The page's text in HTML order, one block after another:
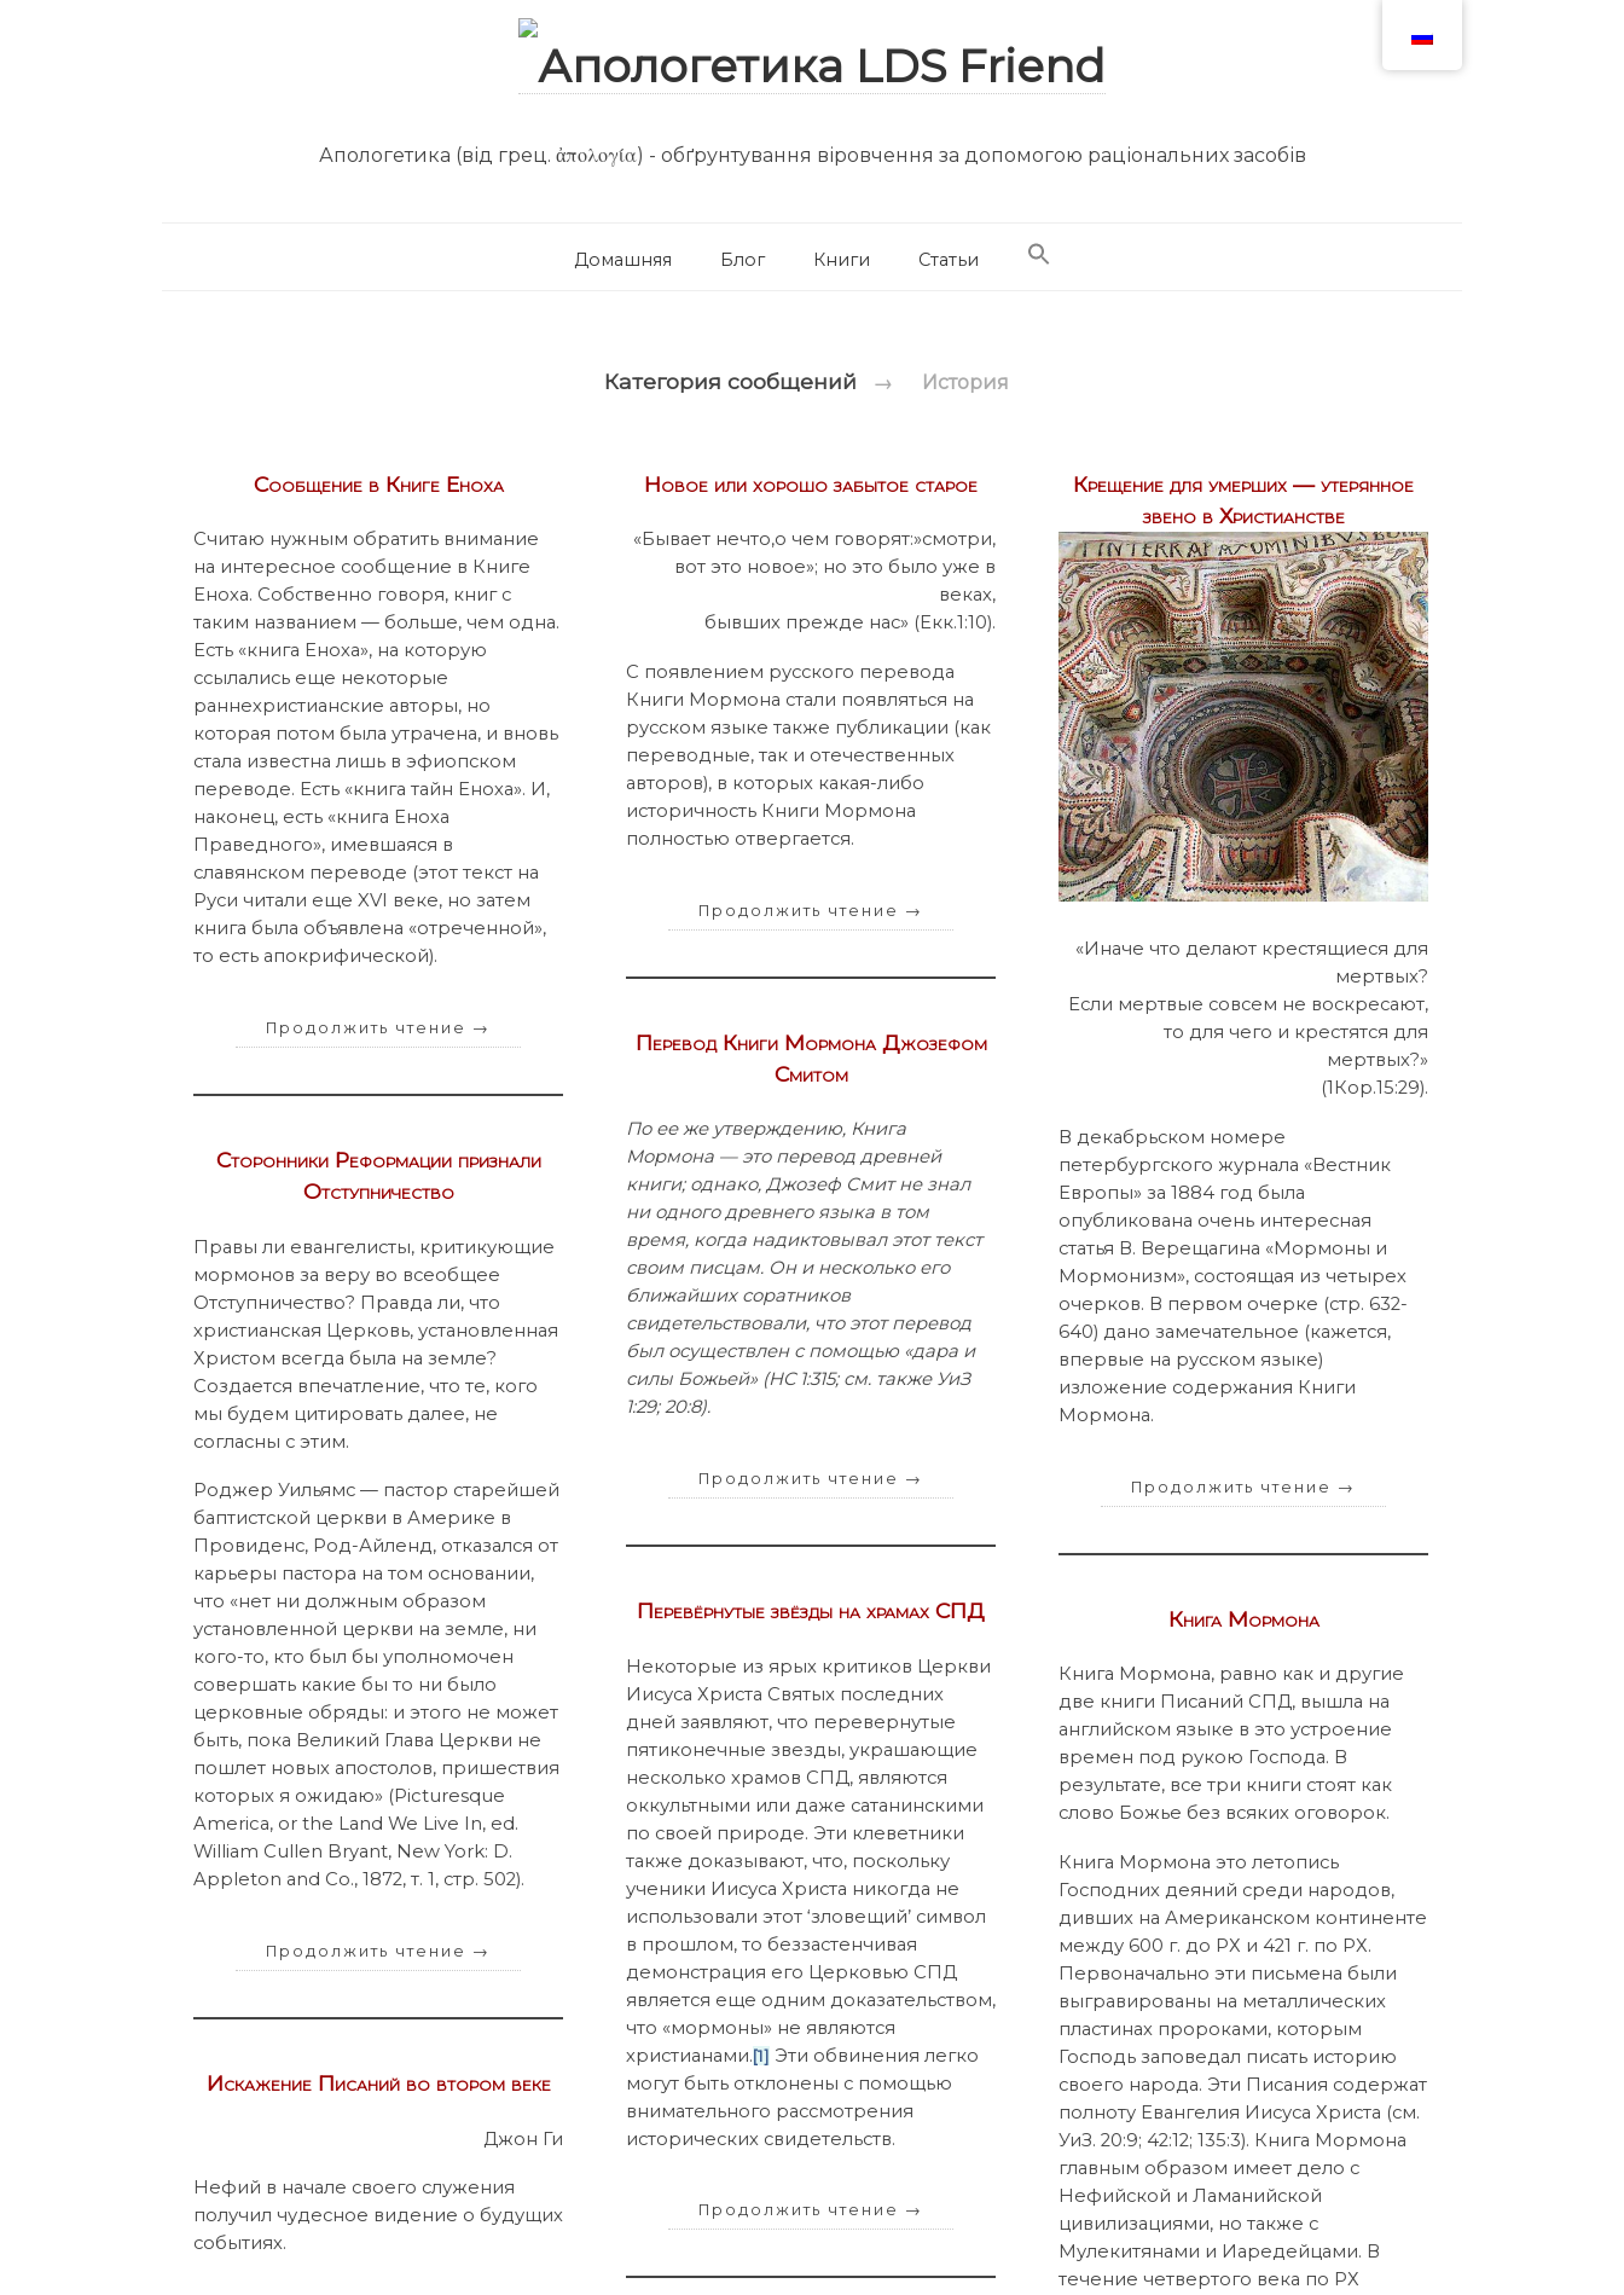
Апологетика (від грец. ἀπολογία) - обґрунтування віровчення за допомогою раціональних засобів
Домашняя Блог Книги Статьи
Категория сообщений → История
Сообщение в Книге Еноха
Считаю нужным обратить внимание
на интересное сообщение в Книге
Еноха. Собственно говоря, книг с
таким названием — больше, чем одна.
Есть «книга Еноха», на которую
ссылались еще некоторые
раннехристианские авторы, но
которая потом была утрачена, и вновь
стала известна лишь в эфиопском
переводе. Есть «книга тайн Еноха». И,
наконец, есть «книга Еноха
Праведного», имевшаяся в
славянском переводе (этот текст на
Руси читали еще XVI веке, но затем
книга была объявлена «отреченной»,
то есть апокрифической).
Продолжить чтение →
Новое или хорошо забытое старое
«Бывает нечто,о чем говорят:»смотри,
вот это новое»; но это было уже в
веках,
бывших прежде нас» (Екк.1:10).
С появлением русского перевода
Книги Мормона стали появляться на
русском языке также публикации (как
переводные, так и отечественных
авторов), в которых какая-либо
историчность Книги Мормона
полностью отвергается.
Продолжить чтение →
Крещение для умерших — утерянное
звено в Христианстве
«Иначе что делают крестящиеся для
мертвых?
Если мертвые совсем не воскресают,
то для чего и крестятся для
мертвых?»
(1Кор.15:29).
В декабрьском номере
петербургского журнала «Вестник
Европы» за 1884 год была
опубликована очень интересная
статья В. Верещагина «Мормоны и
Мормонизм», состоящая из четырех
очерков. В первом очерке (стр. 632-
640) дано замечательное (кажется,
впервые на русском языке)
изложение содержания Книги
Мормона.
Продолжить чтение →
Перевод Книги Мормона Джозефом
Смитом
По ее же утверждению, Книга
Мормона — это перевод древней
книги; однако, Джозеф Смит не знал
ни одного древнего языка в том
время, когда надиктовывал этот текст
своим писцам. Он и несколько его
ближайших соратников
свидетельствовали, что этот перевод
был осуществлен с помощью «дара и
силы Божьей» (HC 1:315; см. также УиЗ
1:29; 20:8).
Продолжить чтение →
Сторонники Реформации признали
Отступничество
Правы ли евангелисты, критикующие
мормонов за веру во всеобщее
Отступничество? Правда ли, что
христианская Церковь, установленная
Христом всегда была на земле?
Создается впечатление, что те, кого
мы будем цитировать далее, не
согласны с этим.
Роджер Уильямс — пастор старейшей
баптистской церкви в Америке в
Провиденс, Род-Айленд, отказался от
карьеры пастора на том основании,
что «нет ни должным образом
установленной церкви на земле, ни
кого-то, кто был бы уполномочен
совершать какие бы то ни было
церковные обряды: и этого не может
быть, пока Великий Глава Церкви не
пошлет новых апостолов, пришествия
которых я ожидаю» (Picturesque
America, or the Land We Live In, ed.
William Cullen Bryant, New York: D.
Appleton and Co., 1872, т. 1, стр. 502).
Продолжить чтение →
Перевёрнутые звёзды на храмах СПД
Некоторые из ярых критиков Церкви
Иисуса Христа Святых последних
дней заявляют, что перевернутые
пятиконечные звезды, украшающие
несколько храмов СПД, являются
оккультными или даже сатанинскими
по своей природе. Эти клеветники
также доказывают, что, поскольку
ученики Иисуса Христа никогда не
использовали этот ‘зловещий’ символ
в прошлом, то беззастенчивая
демонстрация его Церковью СПД
является еще одним доказательством,
что «мормоны» не являются
христианами.[1] Эти обвинения легко
могут быть отклонены с помощью
внимательного рассмотрения
исторических свидетельств.
Продолжить чтение →
Книга Мормона
Книга Мормона, равно как и другие
две книги Писаний СПД, вышла на
английском языке в это устроение
времен под рукою Господа. В
результате, все три книги стоят как
слово Божье без всяких оговорок.
Книга Мормона это летопись
Господних деяний среди народов,
дивших на Американском континенте
между 600 г. до РХ и 421 г. по РХ.
Первоначально эти письмена были
выгравированы на металлических
пластинах пророками, которым
Господь заповедал писать историю
своего народа. Эти Писания содержат
полноту Евангелия Иисуса Христа (см.
УиЗ. 20:9; 42:12; 135:3). Книга Мормона
главным образом имеет дело с
Нефийской и Ламанийской
цивилизациями, но также с
Мулекитянами и Иаредейцами. В
течение четвертого века по РХ
Искажение Писаний во втором веке
Джон Ги
Нефий в начале своего служения
получил чудесное видение о будущих
событиях.